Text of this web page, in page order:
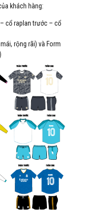
khách hàng:
cổ raplan trước – cổ
rộng rãi) và Form